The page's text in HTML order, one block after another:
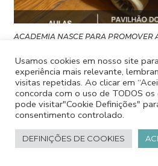
ACADEMIA NASCE PARA PROMOVER
Usamos cookies em nosso site
experiência mais relevante,
visitas repetidas. Ao clicar em
concorda com o uso de TODOS
pode visitar"Cookie Definições"
consentimento controlado.
DEFINIÇÕES DE COOKIES